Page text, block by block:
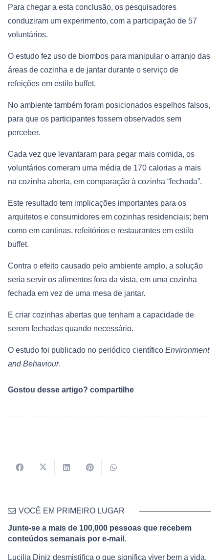
Para chegar a esta conclusão, os pesquisadores
conduziram um experimento, com a participação de 57
voluntários.
O estudo fez uso de biombos para manipular o arranjo das
áreas de cozinha e de jantar durante o serviço de
refeições em estilo buffet.
No ambiente também foram posicionados espelhos falsos,
para que os participantes fossem observados sem
perceber.
Cada vez que levantaram para pegar mais comida, os
voluntários comeram uma média de 170 calorias a mais
na cozinha aberta, em comparação à cozinha “fechada”.
Este resultado tem implicações importantes para os
arquitetos e consumidores em cozinhas residenciais; bem
como em cantinas, refeitórios e restaurantes em estilo
buffet.
Contra o efeito causado pelo ambiente amplo, a solução
seria servir os alimentos fora da vista, em uma cozinha
fechada em vez de uma mesa de jantar.
E criar cozinhas abertas que tenham a capacidade de
serem fechadas quando necessário.
O estudo foi publicado no periódico científico Environment
and Behaviour.
Gostou desse artigo? compartilhe
VOCÊ EM PRIMEIRO LUGAR
Junte-se a mais de 100,000 pessoas que recebem
conteúdos semanais por e-mail.
Lucilia Diniz desmistifica o que significa viver bem a vida,